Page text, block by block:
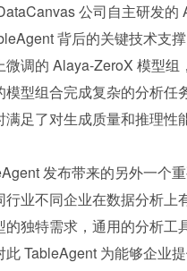
公司自主研发的
背后的关键技术支
微调的 Alaya-ZeroX 模型组
模型组合完成复杂的分析任
足了对生成质量和推理性
发布带来的另外一个
行业不同企业在数据分析上
的独特需求，通用的分析工
TableAgent 为能够企业提